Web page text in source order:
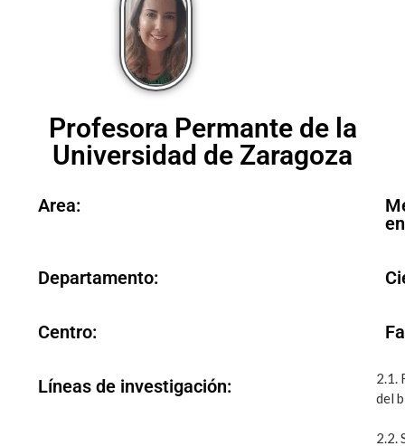
Profesora Permante de la
Universidad de Zaragoza
Area:
Departamento:
Centro:
Líneas de investigación:
2.1.
del
2.2.